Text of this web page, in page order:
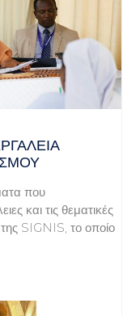
που
και τις θεματικές
SIGNIS, το οποίο